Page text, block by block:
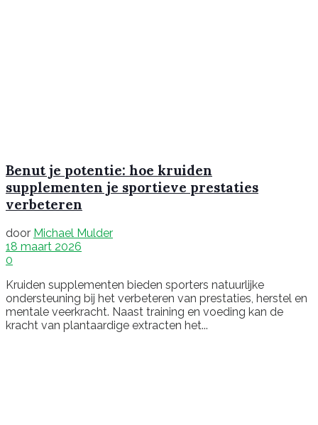
Benut je potentie: hoe kruiden
supplementen je sportieve prestaties
verbeteren
door Michael Mulder
18 maart 2026
0
Kruiden supplementen bieden sporters natuurlijke
ondersteuning bij het verbeteren van prestaties, herstel en
mentale veerkracht. Naast training en voeding kan de
kracht van plantaardige extracten het...